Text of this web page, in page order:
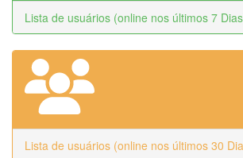
Lista de usuários (online nos últimos 7
Lista de usuários (online nos últimos 30